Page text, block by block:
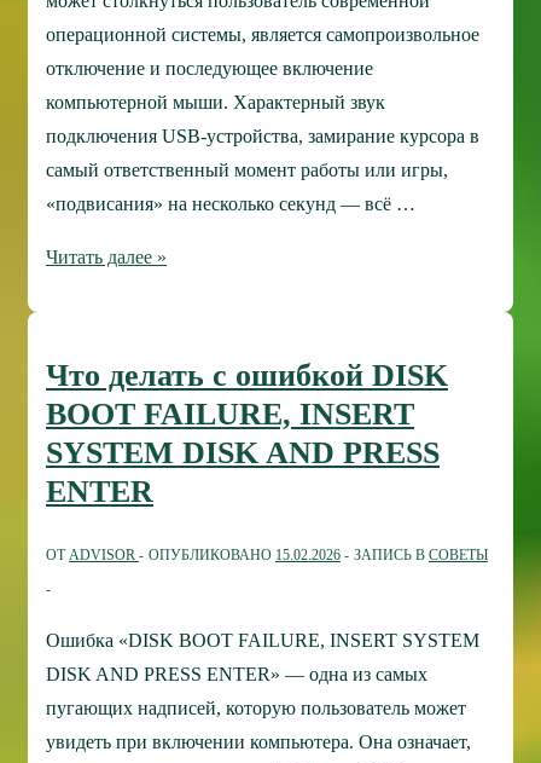
операционной системы, является самопроизвольное
отключение и последующее включение
компьютерной мыши. Характерный звук
подключения USB-устройства, замирание курсора в
самый ответственный момент работы или игры,
«подвисания» на несколько секунд — всё …
Нестабильная
Windows
11:
устранение
проблемы
включения»
Читать далее »
Что делать с ошибкой DISK
BOOT FAILURE, INSERT
SYSTEM DISK AND PRESS
ENTER
ОТADVISOR ОПУБЛИКОВАНО 15.02.2026 ЗАПИСЬ В СОВЕТЫ
Ошибка «DISK BOOT FAILURE, INSERT SYSTEM
DISK AND PRESS ENTER» — одна из самых
пугающих надписей, которую пользователь может
увидеть при включении компьютера. Она означает,